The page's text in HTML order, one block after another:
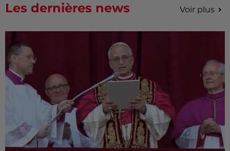
Les dernières news Voir plus